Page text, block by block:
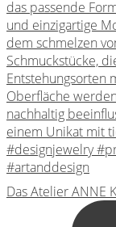
Das Atelier ANNE